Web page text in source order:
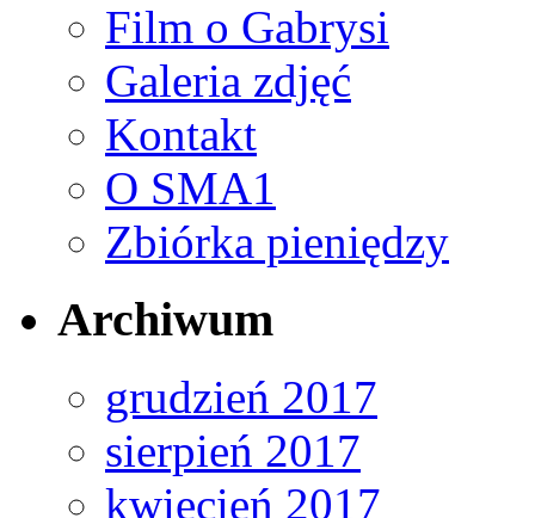
Film o Gabrysi
Galeria zdjęć
Kontakt
O SMA1
Zbiórka pieniędzy
Archiwum
grudzień 2017
sierpień 2017
kwiecień 2017